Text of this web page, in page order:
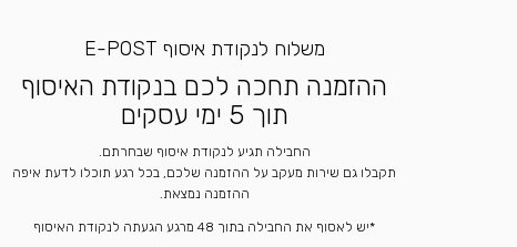
משלוח לנקודת איסוף E-POST
ההזמנה תחכה לכם בנקודת האיסוף
תוך 5 ימי עסקים
החבילה תגיע לנקודת איסוף שבחרתם.
תקבלו גם שירות מעקב על ההזמנה שלכם, בכל רגע תוכלו לדעת איפה
ההזמנה נמצאת.
*יש לאסוף את החבילה בתוך 48 מרגע הגעתה לנקודת האיסוף